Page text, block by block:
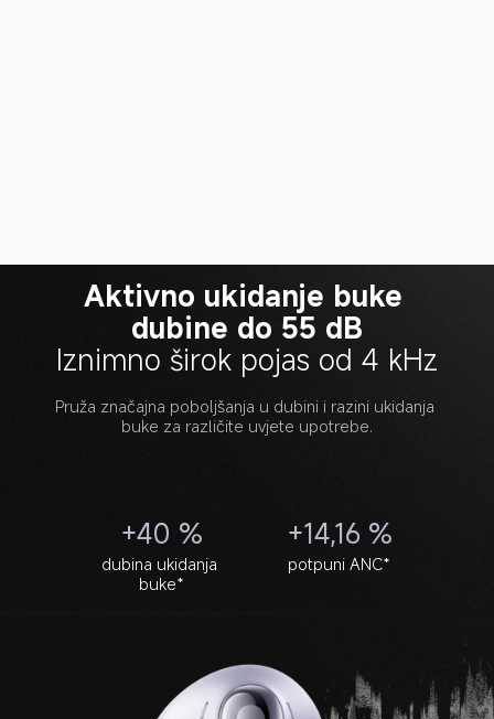
Aktivno ukidanje buke
dubine do 55 dB
Iznimno širok pojas od 4 kHz
Pruža značajna poboljšanja u dubini i razini ukidanja
buke za različite uvjete upotrebe.
+40 %
dubina ukidanja
buke*
+14,16 %
potpuni ANC*
Frekvencija ukidanja buke